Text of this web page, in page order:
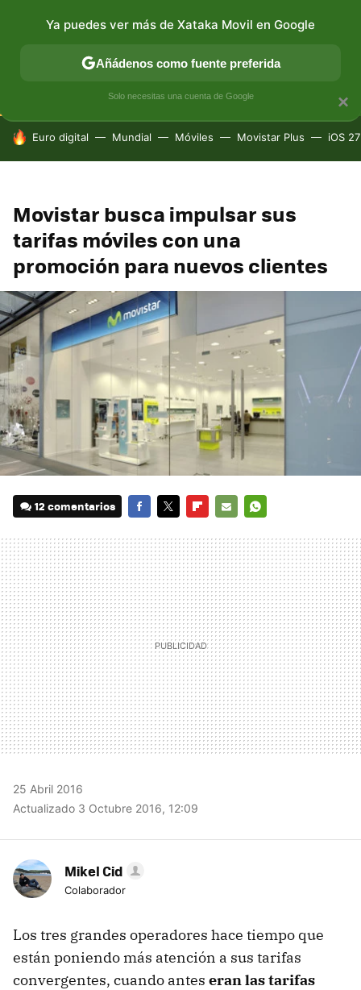
CONECTIVIDAD MÓVIL Y SOCIEDAD APLICACIONES
HOY SE HABLA DE
Euro digital Mundial Móviles Movistar Plus iOS 27
Movistar busca impulsar sus
tarifas móviles con una
promoción para nuevos clientes
12 comentarios
MAIL
25 Abril 2016
Actualizado 3 Octubre 2016, 12:09
Mikel Cid
Colaborador
Los tres grandes operadores hace tiempo que
están poniendo más atención a sus tarifas
convergentes, cuando antes eran las tarifas
×
Ya puedes ver más de Xataka Movil en Google
Añádenos como fuente preferida
Solo necesitas una cuenta de Google